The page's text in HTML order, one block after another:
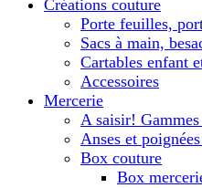
Créations couture
Porte feuilles,
Sacs à main,
Cartables enfant
Accessoires
Mercerie
A saisir!
Anses et
Box couture
Box